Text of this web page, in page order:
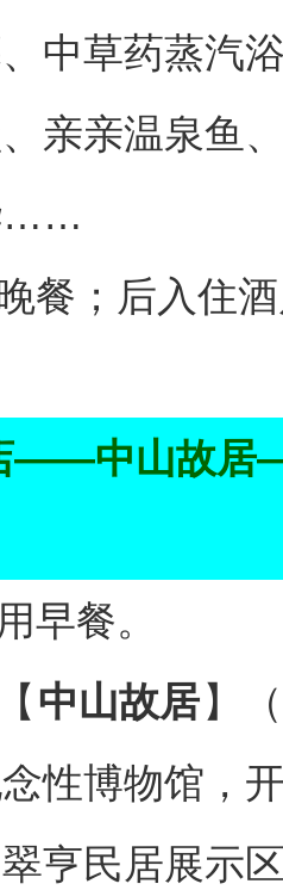
中草药蒸汽
亲亲温泉鱼
……
餐；后入住
——中山故
早餐。
中山故居】
性博物馆，
亨民居展示